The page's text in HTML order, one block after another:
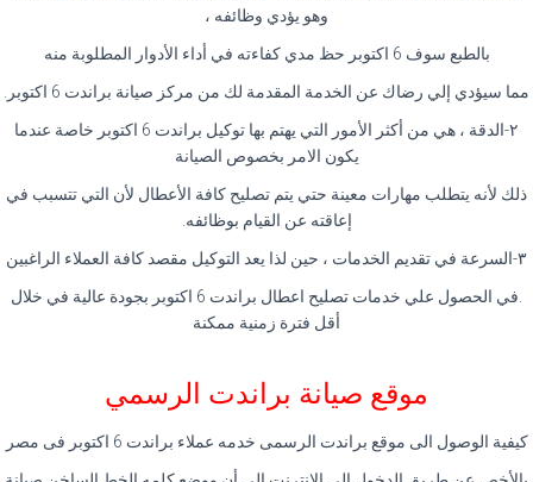
وهو يؤدي وظائفه ،
بالطبع سوف 6 اكتوبر حظ مدي كفاءته في أداء الأدوار المطلوبة منه
مما سيؤدي إلي رضاك عن الخدمة المقدمة لك من مركز صيانة براندت 6 اكتوبر.
٢-الدقة ، هي من أكثر الأمور التي يهتم بها توكيل براندت 6 اكتوبر خاصة عندما
يكون الامر بخصوص الصيانة
ذلك لأنه يتطلب مهارات معينة حتي يتم تصليح كافة الأعطال لأن التي تتسبب في
إعاقته عن القيام بوظائفه.
٣-السرعة في تقديم الخدمات ، حين لذا يعد التوكيل مقصد كافة العملاء الراغبين
.في الحصول علي خدمات تصليح اعطال براندت 6 اكتوبر بجودة عالية في خلال
أقل فترة زمنية ممكنة
موقع صيانة براندت الرسمي
كيفية الوصول الى موقع براندت الرسمى خدمه عملاء براندت 6 اكتوبر فى مصر